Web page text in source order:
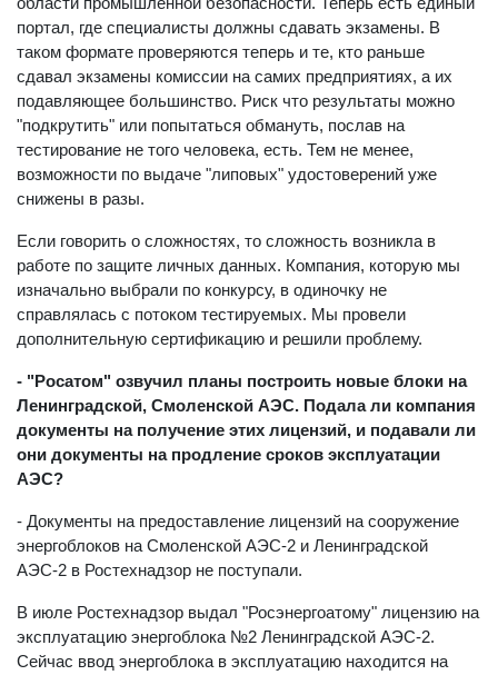
портал, где специалисты должны сдавать экзамены. В
таком формате проверяются теперь и те, кто раньше
сдавал экзамены комиссии на самих предприятиях, а их
подавляющее большинство. Риск что результаты можно
"подкрутить" или попытаться обмануть, послав на
тестирование не того человека, есть. Тем не менее,
возможности по выдаче "липовых" удостоверений уже
снижены в разы.
Если говорить о сложностях, то сложность возникла в
работе по защите личных данных. Компания, которую мы
изначально выбрали по конкурсу, в одиночку не
справлялась с потоком тестируемых. Мы провели
дополнительную сертификацию и решили проблему.
- "Росатом" озвучил планы построить новые блоки на
Ленинградской, Смоленской АЭС. Подала ли компания
документы на получение этих лицензий, и подавали ли
они документы на продление сроков эксплуатации
АЭС?
- Документы на предоставление лицензий на сооружение
энергоблоков на Смоленской АЭС-2 и Ленинградской
АЭС-2 в Ростехнадзор не поступали.
В июле Ростехнадзор выдал "Росэнергоатому" лицензию на
эксплуатацию энергоблока №2 Ленинградской АЭС-2.
Сейчас ввод энергоблока в эксплуатацию находится на